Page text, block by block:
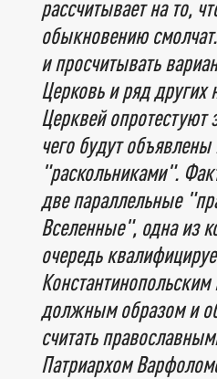
рассчитывает на то,
обыкновению
и просчитывать
Церковь и ряд других
Церквей опротестуют
чего будут
"раскольниками".
две параллельные
Вселенные", одна из
очередь
должным образом и
считать
Патриархом